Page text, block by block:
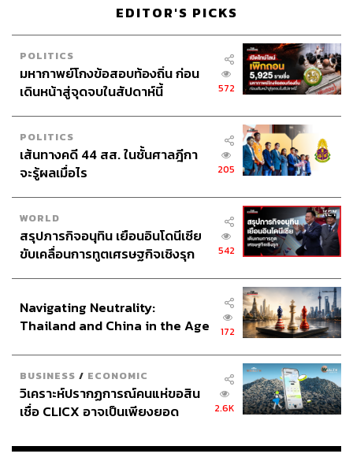
EDITOR'S PICKS
POLITICS
มหากาพย์โกงข้อสอบท้องถิ่น ก่อน
เดินหน้าสู่จุดจบในสัปดาห์นี้
572
POLITICS
เส้นทางคดี 44 สส. ในชั้นศาลฎีกา
จะรู้ผลเมื่อไร
205
WORLD
สรุปภารกิจอนุทิน เยือนอินโดนีเซีย
ขับเคลื่อนการทูตเศรษฐกิจเชิงรุก
542
Navigating Neutrality:
Thailand and China in the Age
172
BUSINESS / ECONOMIC
วิเคราะห์ปรากฏการณ์คนแห่ขอสิน
เชื่อ CLICX อาจเป็นเพียงยอด
เรือนไทยที่ถูกซุกไว้
2.6K